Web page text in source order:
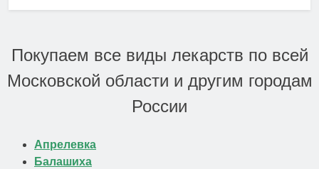
Покупаем все виды лекарств по всей
Московской области и другим городам
России
Апрелевка
Балашиха